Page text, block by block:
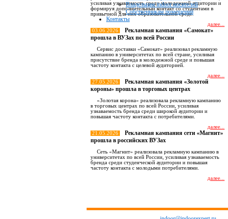
Владельцам indoor носителей
Собственникам помещений
Контакты
усиливая узнаваемость среди молодежной аудитории и
формируя дополнительный контакт со студентами в
привычной для них образовательной среде.
далее...
03.06.2026
Рекламная кампания «Самокат»
прошла в ВУЗах по всей России
Сервис доставки «Самокат» реализовал рекламную
кампанию в университетах по всей стране, усиливая
присутствие бренда в молодежной среде и повышая
частоту контакта с целевой аудиторией.
далее...
27.05.2026
Рекламная кампания «Золотой
короны» прошла в торговых центрах
«Золотая корона» реализовала рекламную кампанию
в торговых центрах по всей России, усиливая
узнаваемость бренда среди широкой аудитории и
повышая частоту контакта с потребителями.
далее...
21.05.2026
Рекламная кампания сети «Магнит»
прошла в российских ВУЗах
Сеть «Магнит» реализовала рекламную кампанию в
университетах по всей России, усиливая узнаваемость
бренда среди студенческой аудитории и повышая
частоту контакта с молодыми потребителями.
далее...